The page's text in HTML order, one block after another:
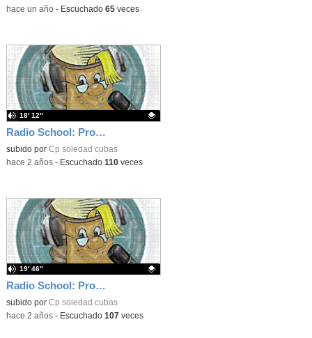
-hace un año- Escuchado 65veces
Radio School: Programa de Radio "El sitio de mi recreo" 2
Contenido educativo.
subido por Cp soledad cubas
18′ 12″
-hace 2 años- Escuchado 110veces
Radio School: Programa de radio "El sitio de mi recreo" 1
Contenido educativo.
subido por Cp soledad cubas
19′ 46″
-hace 2 años- Escuchado 107 veces